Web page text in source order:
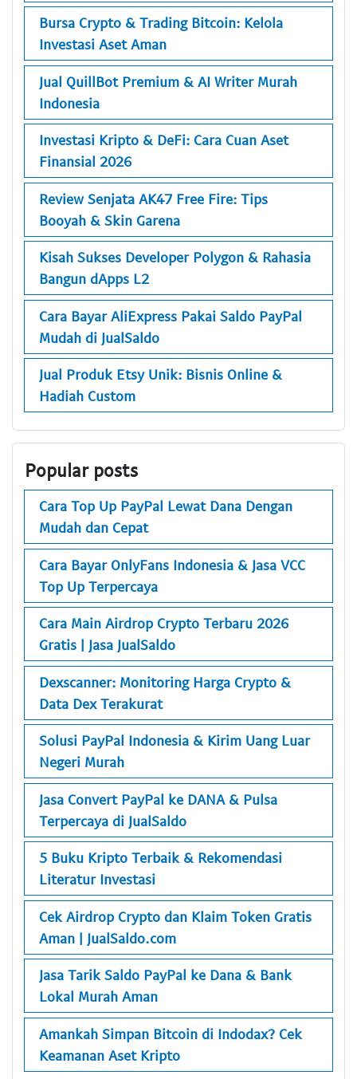
Bursa Crypto & Trading Bitcoin: Kelola
Investasi Aset Aman
Jual QuillBot Premium & AI Writer Murah
Indonesia
Investasi Kripto & DeFi: Cara Cuan Aset
Finansial 2026
Review Senjata AK47 Free Fire: Tips
Booyah & Skin Garena
Kisah Sukses Developer Polygon & Rahasia
Bangun dApps L2
Cara Bayar AliExpress Pakai Saldo PayPal
Mudah di JualSaldo
Jual Produk Etsy Unik: Bisnis Online &
Hadiah Custom
Popular posts
Cara Top Up PayPal Lewat Dana Dengan
Mudah dan Cepat
Cara Bayar OnlyFans Indonesia & Jasa VCC
Top Up Terpercaya
Cara Main Airdrop Crypto Terbaru 2026
Gratis | Jasa JualSaldo
Dexscanner: Monitoring Harga Crypto &
Data Dex Terakurat
Solusi PayPal Indonesia & Kirim Uang Luar
Negeri Murah
Jasa Convert PayPal ke DANA & Pulsa
Terpercaya di JualSaldo
5 Buku Kripto Terbaik & Rekomendasi
Literatur Investasi
Cek Airdrop Crypto dan Klaim Token Gratis
Aman | JualSaldo.com
Jasa Tarik Saldo PayPal ke Dana & Bank
Lokal Murah Aman
Amankah Simpan Bitcoin di Indodax? Cek
Keamanan Aset Kripto